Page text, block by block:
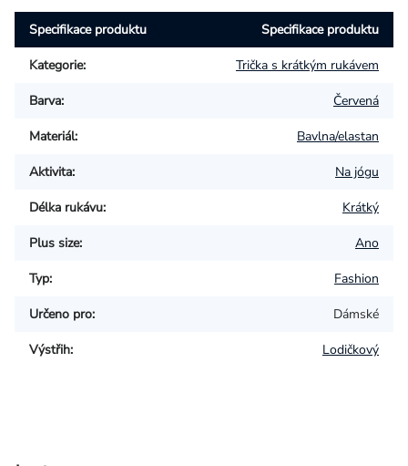
Specifikace produktu Specifikace produktu
Kategorie: Trička s krátkým rukávem
Barva: Červená
Materiál: Bavlna/elastan
Aktivita: Na jógu
Délka rukávu: Krátký
Plus size: Ano
Typ: Fashion
Určeno pro: Dámské
Výstřih: Lodičkový